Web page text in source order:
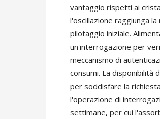
vantaggio rispetti ai
l'oscillazione raggiunga
pilotaggio iniziale.
un'interrogazione per
meccanismo di
consumi. La disponibilità
per soddisfare la
l'operazione di
settimane, per cui